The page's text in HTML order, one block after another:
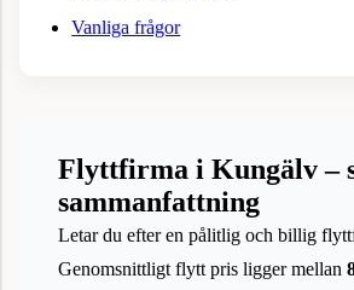
Vanliga frågor
Flyttfirma i Kungälv –
sammanfattning
Letar du efter en pålitlig och billig
Genomsnittligt flytt pris ligger mellan